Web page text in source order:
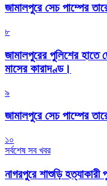
জামালপুরে সেচ পাম্পের
৮
জামালপুরের পুলিশের হাতে
মাসের কারাদণ্ড।
৯
জামালপুরে সেচ পাম্পের
১০
সর্বশেষ সব খবর
নাগরপুরে শাশুড়ি